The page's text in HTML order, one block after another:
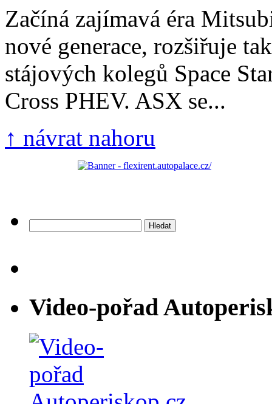
Začíná zajímavá éra
nové generace, rozšiřuje
stájových kolegů Space
Cross PHEV. ASX se...
↑ návrat nahoru
Video-pořad